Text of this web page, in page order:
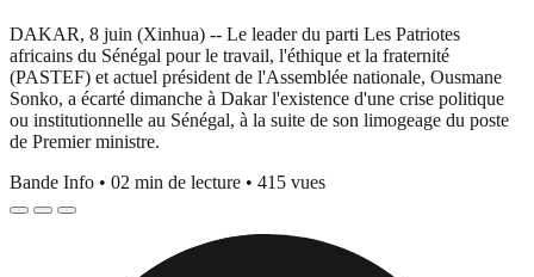
DAKAR, 8 juin (Xinhua) -- Le leader du parti Les Patriotes
africains du Sénégal pour le travail, l'éthique et la fraternité
(PASTEF) et actuel président de l'Assemblée nationale, Ousmane
Sonko, a écarté dimanche à Dakar l'existence d'une crise politique
ou institutionnelle au Sénégal, à la suite de son limogeage du poste
de Premier ministre.
Bande Info • 02 min de lecture • 415 vues